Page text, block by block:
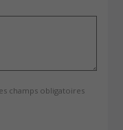
champs obligatoires